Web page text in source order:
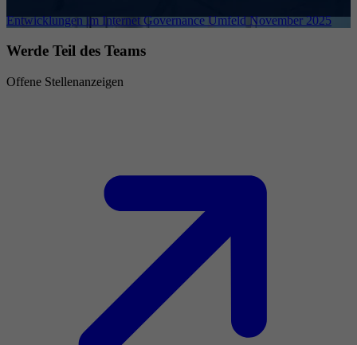
Entwicklungen im Internet Governance Umfeld November 2025
Werde Teil des Teams
Offene Stellenanzeigen